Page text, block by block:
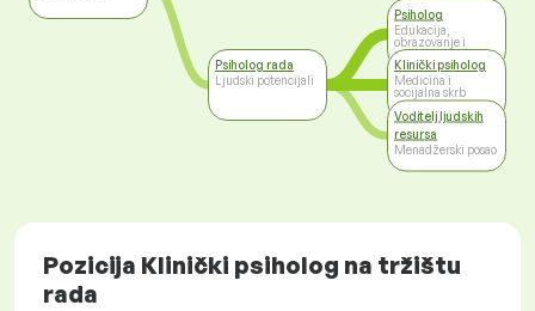
Psiholog rada
Ljudski potencijali
Psiholog
Edukacija,
obrazovanje i
znanost
Klinički psiholog
Medicina i
socijalna skrb
Voditelj ljudskih
resursa
Menadžerski posao
Pozicija Klinički psiholog na tržištu
rada